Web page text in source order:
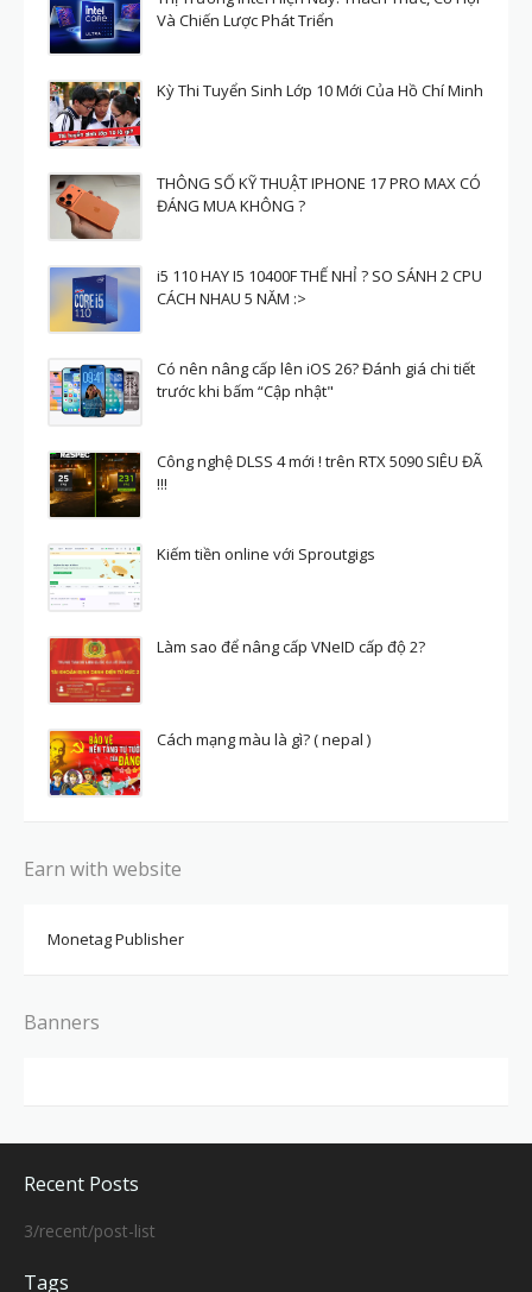
Và Chiến Lược Phát Triển
Kỳ Thi Tuyển Sinh Lớp 10 Mới Của Hồ Chí Minh
THÔNG SỐ KỸ THUẬT IPHONE 17 PRO MAX CÓ
ĐÁNG MUA KHÔNG ?
i5 110 HAY I5 10400F THẾ NHỈ ? SO SÁNH 2 CPU
CÁCH NHAU 5 NĂM :>
Có nên nâng cấp lên iOS 26? Đánh giá chi tiết
trước khi bấm “Cập nhật"
Công nghệ DLSS 4 mới ! trên RTX 5090 SIÊU ĐÃ
!!!
Kiếm tiền online với Sproutgigs
Làm sao để nâng cấp VNeID cấp độ 2?
Cách mạng màu là gì? ( nepal )
Earn with website
Monetag Publisher
Banners
Recent Posts
3/recent/post-list
Tags